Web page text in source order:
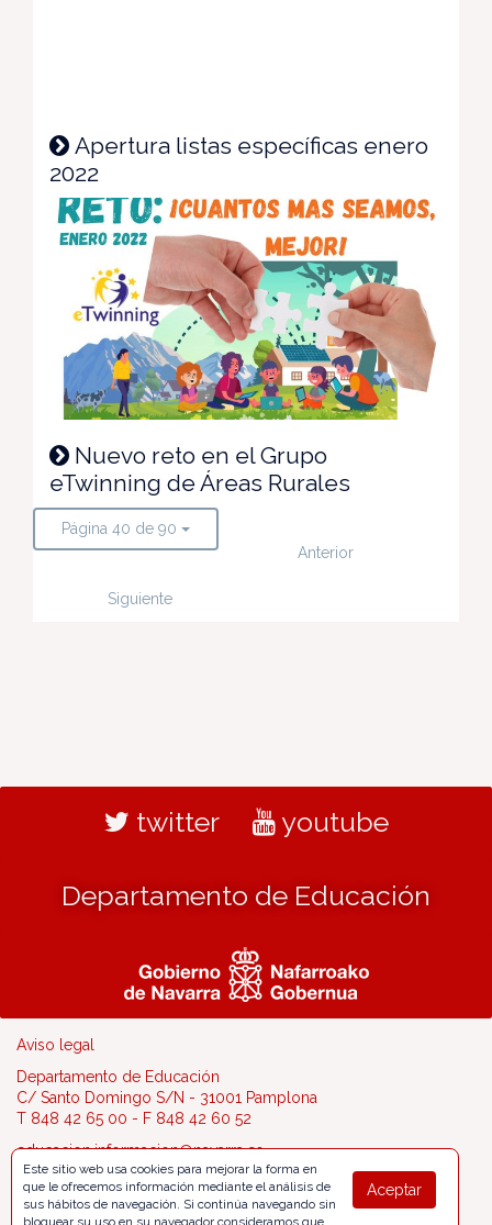
Apertura listas específicas enero
2022
Nuevo reto en el Grupo
eTwinning de Áreas Rurales
Página 40 de 90
Anterior
Siguiente
twitter youtube
Departamento de Educación
Aviso legal
Departamento de Educación
C/ Santo Domingo S/N - 31001 Pamplona
T 848 42 65 00 - F 848 42 60 52
educacion.informacion@navarra.es
Aceptar
Este sitio web usa cookies para mejorar la forma en
que le ofrecemos información mediante el análisis de
sus hábitos de navegación. Si continúa navegando sin
bloquear su uso en su navegador consideramos que